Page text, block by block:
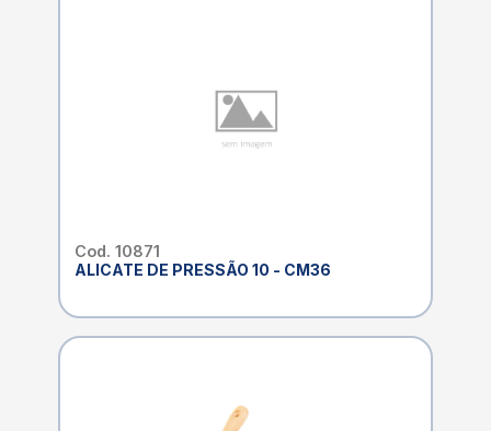
Cod. 10871
ALICATE DE PRESSÃO 10 - CM36